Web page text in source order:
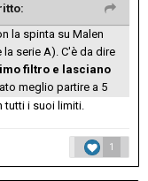
la spinta su Malen
serie A). C'è da dire
filtro e lasciano
meglio partire a 5
tutti i suoi limiti.
1